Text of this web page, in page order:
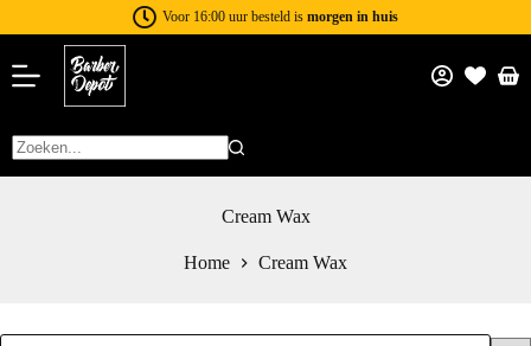
Voor 16:00 uur besteld is morgen in huis
Cream Wax
Home Cream Wax